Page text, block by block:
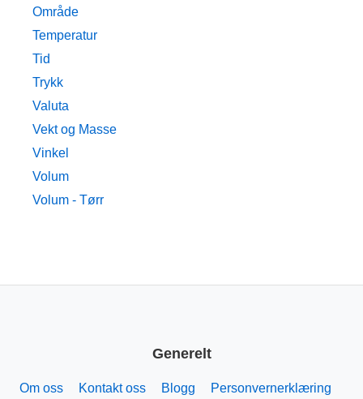
Område
Temperatur
Tid
Trykk
Valuta
Vekt og Masse
Vinkel
Volum
Volum - Tørr
Generelt
Om oss Kontakt oss Blogg Personvernerklæring